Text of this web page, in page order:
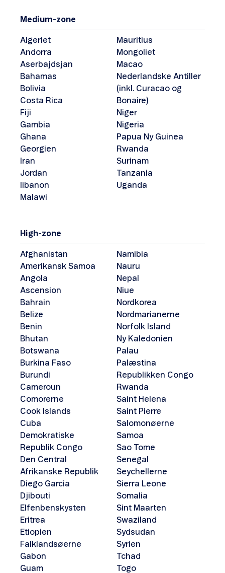
Medium-zone
Algeriet
Andorra
Aserbajdsjan
Bahamas
Bolivia
Costa Rica
Fiji
Gambia
Ghana
Georgien
Iran
Jordan
libanon
Malawi
Mauritius
Mongoliet
Macao
Nederlandske Antiller
(inkl. Curacao og
Bonaire)
Niger
Nigeria
Papua Ny Guinea
Rwanda
Surinam
Tanzania
Uganda
High-zone
Afghanistan
Amerikansk Samoa
Angola
Ascension
Bahrain
Belize
Benin
Bhutan
Botswana
Burkina Faso
Burundi
Cameroun
Comorerne
Cook Islands
Cuba
Demokratiske
Republik Congo
Den Central
Afrikanske Republik
Diego Garcia
Djibouti
Elfenbenskysten
Eritrea
Etiopien
Falklandsøerne
Gabon
Guam
Namibia
Nauru
Nepal
Niue
Nordkorea
Nordmarianerne
Norfolk Island
Ny Kaledonien
Palau
Palæstina
Republikken Congo
Rwanda
Saint Helena
Saint Pierre
Salomonøerne
Samoa
Sao Tome
Senegal
Seychellerne
Sierra Leone
Somalia
Sint Maarten
Swaziland
Sydsudan
Syrien
Tchad
Togo